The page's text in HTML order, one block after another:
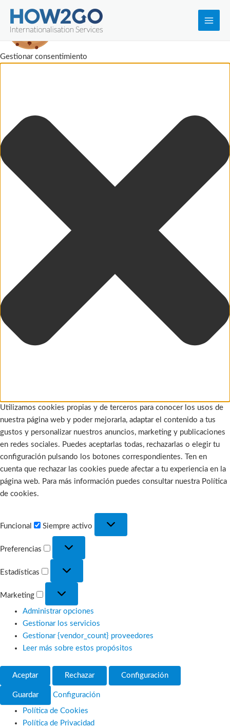
Gestionar consentimiento
Utilizamos cookies propias y de terceros para conocer los usos de
nuestra página web y poder mejorarla, adaptar el contenido a tus
gustos y personalizar nuestros anuncios, marketing y publicaciones
en redes sociales. Puedes aceptarlas todas, rechazarlas o elegir tu
configuración pulsando los botones correspondientes. Ten en
cuenta que rechazar las cookies puede afectar a tu experiencia en la
página web. Para más información puedes consultar nuestra Política
de cookies.
Funcional Siempre activo
Preferencias
Estadísticas
Marketing
Administrar opciones
Gestionar los servicios
Gestionar {vendor_count} proveedores
Leer más sobre estos propósitos
Aceptar Rechazar Configuración
Guardar Configuración
Política de Cookies
Política de Privacidad
Main